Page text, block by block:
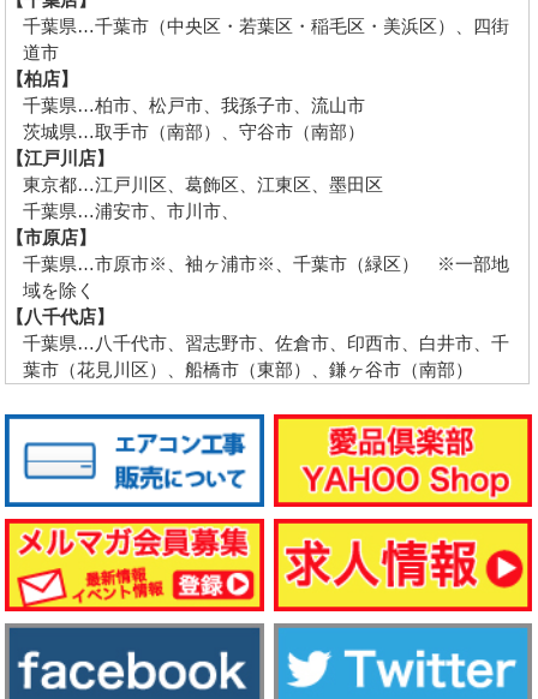
千葉県…千葉市（中央区・若葉区・稲毛区・美浜区）、四街
道市
【柏店】
千葉県…柏市、松戸市、我孫子市、流山市
茨城県…取手市（南部）、守谷市（南部）
【江戸川店】
東京都…江戸川区、葛飾区、江東区、墨田区
千葉県…浦安市、市川市、
【市原店】
千葉県…市原市※、袖ヶ浦市※、千葉市（緑区） ※一部地
域を除く
【八千代店】
千葉県…八千代市、習志野市、佐倉市、印西市、白井市、千
葉市（花見川区）、船橋市（東部）、鎌ヶ谷市（南部）